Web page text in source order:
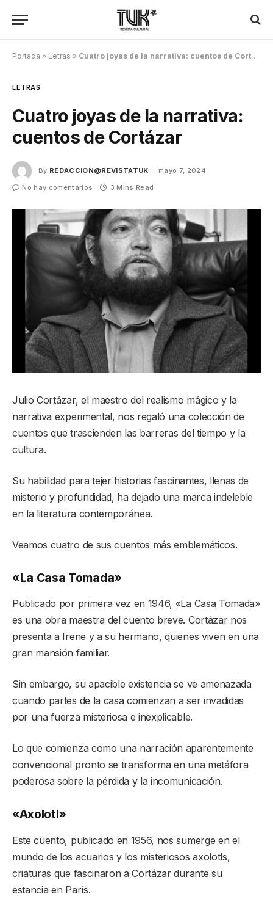
Portada » Letras » Cuatro joyas de la narrativa: cuentos de Cortázar
LETRAS
Cuatro joyas de la narrativa:
cuentos de Cortázar
By REDACCION@REVISTATUK
mayo 7, 2024
No hay comentarios
3 Mins Read
Julio Cortázar, el maestro del realismo mágico y la
narrativa experimental, nos regaló una colección de
cuentos que trascienden las barreras del tiempo y la
cultura.
Su habilidad para tejer historias fascinantes, llenas de
misterio y profundidad, ha dejado una marca indeleble
en la literatura contemporánea.
Veamos cuatro de sus cuentos más emblemáticos.
«La Casa Tomada»
Publicado por primera vez en 1946, «La Casa Tomada»
es una obra maestra del cuento breve. Cortázar nos
presenta a Irene y a su hermano, quienes viven en una
gran mansión familiar.
Sin embargo, su apacible existencia se ve amenazada
cuando partes de la casa comienzan a ser invadidas
por una fuerza misteriosa e inexplicable.
Lo que comienza como una narración aparentemente
convencional pronto se transforma en una metáfora
poderosa sobre la pérdida y la incomunicación.
«Axolotl»
Este cuento, publicado en 1956, nos sumerge en el
mundo de los acuarios y los misteriosos axolotls,
criaturas que fascinaron a Cortázar durante su
estancia en París.